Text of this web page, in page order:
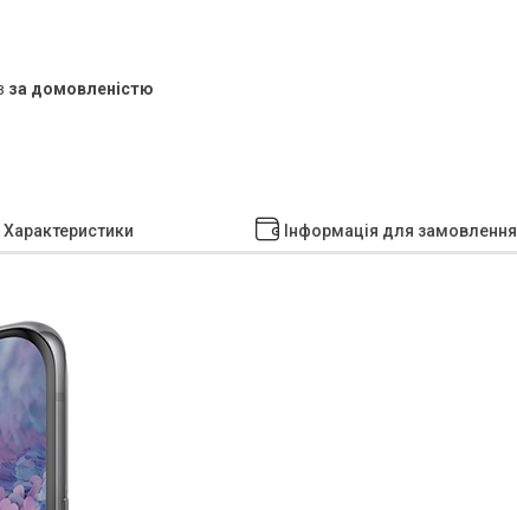
за домовленістю
Характеристики Інформація для замовлення